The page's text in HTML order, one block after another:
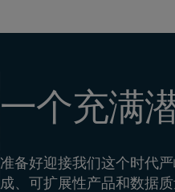
一个充满
准备好迎接我们这个时代
成、可扩展性产品和数据质